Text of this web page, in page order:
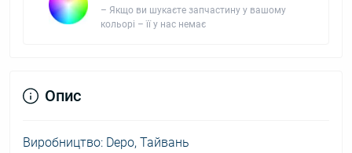
– Якщо ви шукаєте запчастину у вашому
кольорі – її у нас немає
Опис
Виробництво: Depo, Тайвань